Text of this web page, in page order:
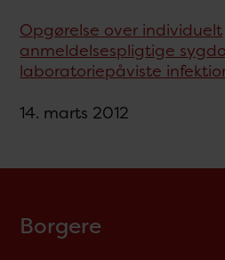
Opgørelse over individuelt
anmeldelsespligtige
laboratoriepåviste
14. marts 2012
Borgere